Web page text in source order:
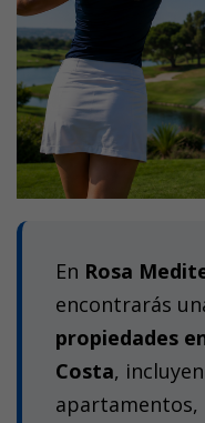
En Rosa
encontrarás
propiedades
Costa,
apartamentos,